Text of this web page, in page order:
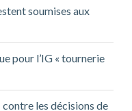
soumises aux
pour l’IG « tournerie
les décisions de